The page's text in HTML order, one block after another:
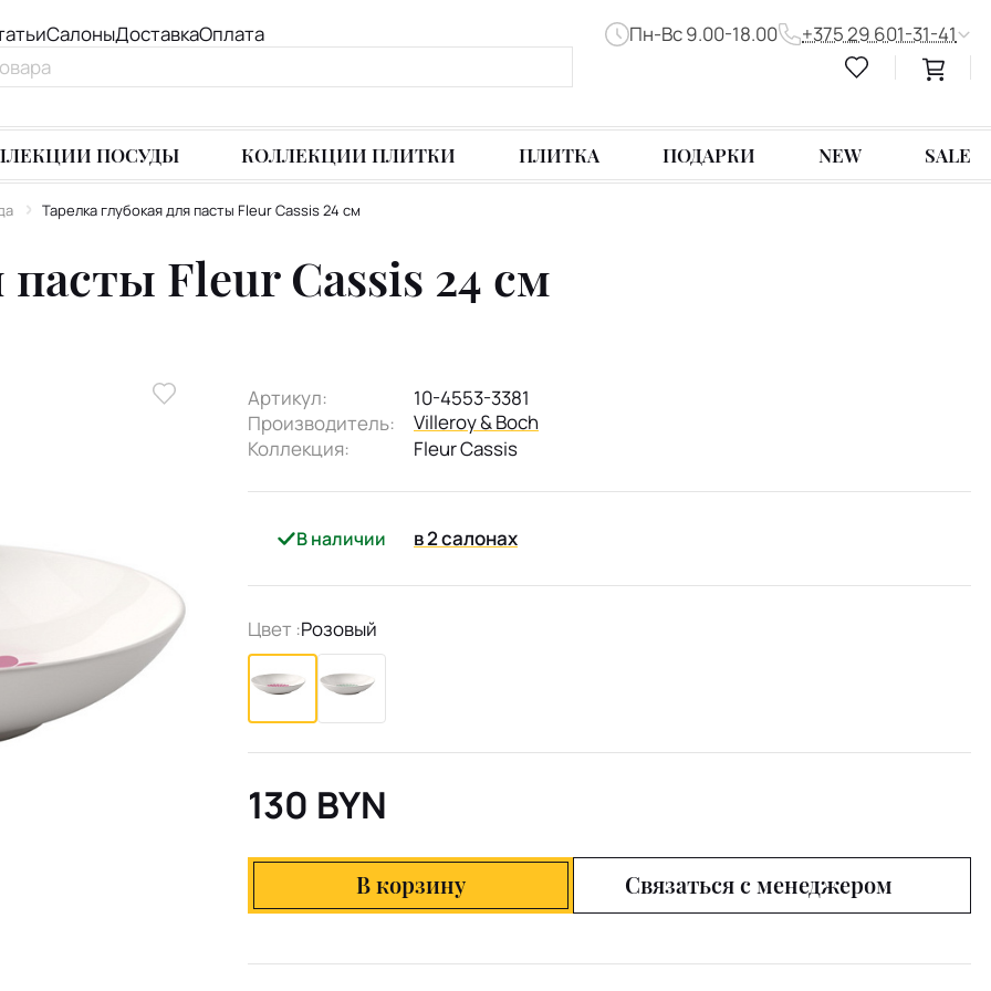
СалоныДоставкаОплата Пн-Вс 9.00-18.00 +375 29 601-31-41
ПОСУДЫ КОЛЛЕКЦИИ ПЛИТКИ ПЛИТКА ПОДАРКИ NEW SALE
Тарелка глубокая для пасты Fleur Cassis 24 см
пасты Fleur Cassis 24 см
Артикул:
10-4553-3381
Производитель:
Villeroy & Boch
Коллекция:
Fleur Cassis
В наличии в 2 салонах
Цвет :Розовый
130 BYN
В корзину Связаться с менеджером